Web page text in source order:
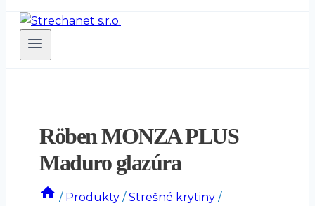
Röben MONZA PLUS
Maduro glazúra
/ Produkty / Strešné krytiny /